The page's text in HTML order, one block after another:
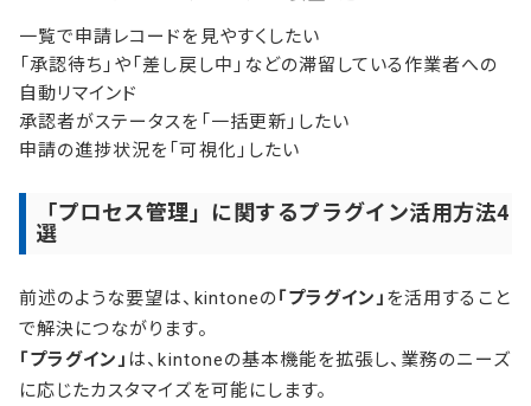
一覧で申請レコードを見やすくしたい
「承認待ち」や「差し戻し中」などの滞留している作業者への
自動リマインド
承認者がステータスを「一括更新」したい
申請の進捗状況を「可視化」したい
「プロセス管理」に関するプラグイン活用方法4
選
前述のような要望は、kintoneの「プラグイン」 を活用すること
で解決につながります。
「プラグイン」 は、kintoneの基本機能を拡張し、業務のニーズ
に応じたカスタマイズを可能にします。